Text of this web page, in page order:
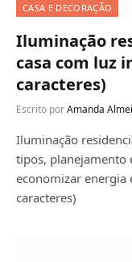
CASA E DECORAÇÃO
Iluminação
casa com luz
caracteres)
Escrito porAmanda
Iluminação
tipos, planejamento
economizar energia
caracteres)